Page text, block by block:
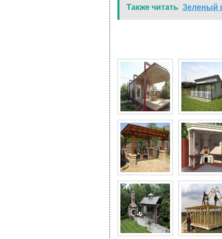
Также читать Зеленый